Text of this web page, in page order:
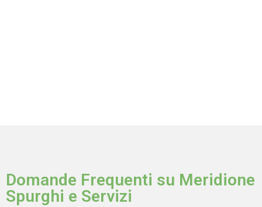
Domande Frequenti su Meridione
Spurghi e Servizi